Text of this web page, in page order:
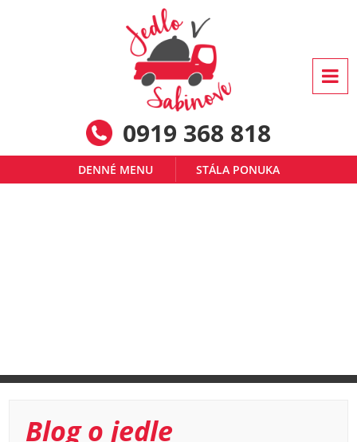
0919 368 818
DENNÉ MENU STÁLA PONUKA
Blog o jedle